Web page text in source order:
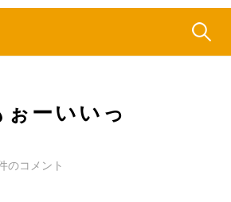
検
ーいいっ
のコメント